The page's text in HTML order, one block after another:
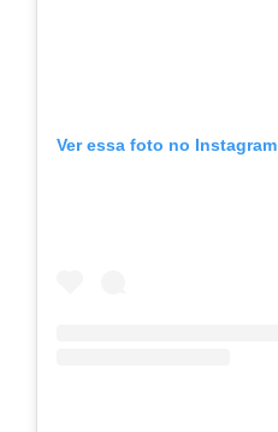
Ver essa foto no Instagram